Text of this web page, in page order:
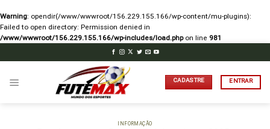
Warning: opendir(/www/wwwroot/156.229.155.166/wp-content/mu-plugins):
Failed to open directory: Permission denied in
/www/wwwroot/156.229.155.166/wp-includes/load.phpon line 981
CADASTRE ENTRAR
INFORMAÇÃO